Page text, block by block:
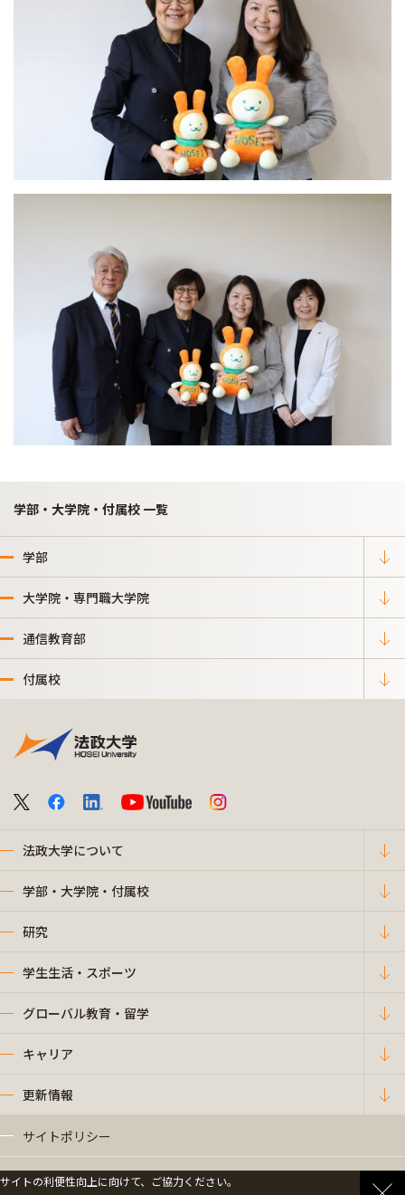
学部・大学院・付属校 一覧
学部
大学院・専門職大学院
通信教育部
付属校
法政大学について
学部・大学院・付属校
研究
学生生活・スポーツ
グローバル教育・留学
キャリア
更新情報
サイトポリシー
プライバシーポリシー
サイトの利便性向上に向けて、ご協力ください。